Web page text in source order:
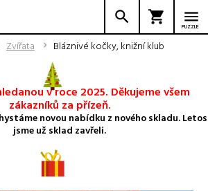
PUZZLE
Zvířata Bláznivé kočky, knižní klub
v roce 2025. Děkujeme všem
zákazníků za přízeň.
novou nabídku z nového skladu. Letos
jsme už sklad zavřeli.